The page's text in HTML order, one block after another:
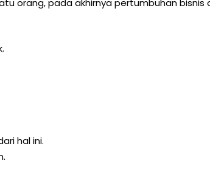
orang, pada akhirnya pertumbuhan bisnis
hal ini.